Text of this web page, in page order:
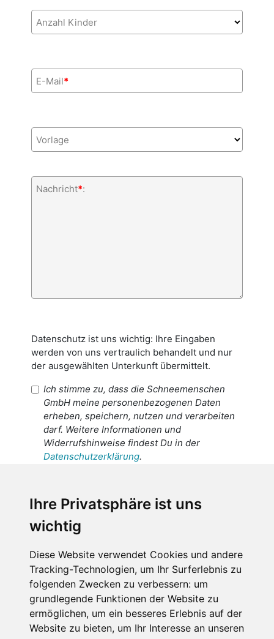
Ihre Privatsphäre ist uns
wichtig
Diese Website verwendet Cookies und andere
Tracking-Technologien, um Ihr Surferlebnis zu
folgenden Zwecken zu verbessern: um
grundlegende Funktionen der Website zu
ermöglichen, um ein besseres Erlebnis auf der
Website zu bieten, um Ihr Interesse an unseren
Anzahl Kinder
E-Mail*
Vorlage
Nachricht*:
Datenschutz ist uns wichtig: Ihre Eingaben
werden von uns vertraulich behandelt und nur
der ausgewählten Unterkunft übermittelt.
Ich stimme zu, dass die Schneemenschen
GmbH meine personenbezogenen Daten
erheben, speichern, nutzen und verarbeiten
darf. Weitere Informationen und
Widerrufshinweise findest Du in der
Datenschutzerklärung.
personenbezogenen Daten an den
Empfänger dieser Nachricht weitergeleitet
werden dürfen. Weitere Informationen und
Datenschutzerklärung.
Anfrage abschicken
Diese Seite ist durch reCAPTCHA geschützt und es